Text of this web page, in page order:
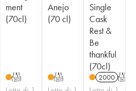
ment
(70cl)
T
Anejo
(70 cl)
T
Single
Cask
Rest &
Be
thankful
(70cl)
2000 T